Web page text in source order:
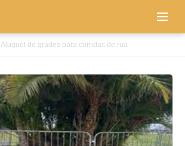
Aluguel de grades para corridas de rua